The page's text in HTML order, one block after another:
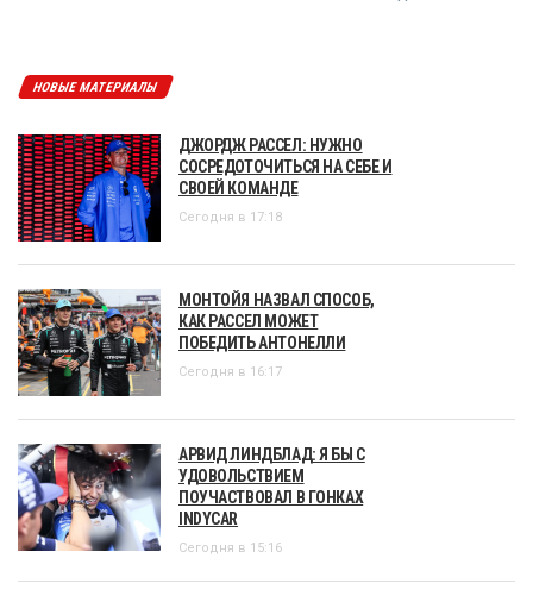
НОВЫЕ МАТЕРИАЛЫ
ДЖОРДЖ РАССЕЛ: НУЖНО
СОСРЕДОТОЧИТЬСЯ НА СЕБЕ И
СВОЕЙ КОМАНДЕ
Сегодня в 17:18
МОНТОЙЯ НАЗВАЛ СПОСОБ,
КАК РАССЕЛ МОЖЕТ
ПОБЕДИТЬ АНТОНЕЛЛИ
Сегодня в 16:17
АРВИД ЛИНДБЛАД: Я БЫ С
УДОВОЛЬСТВИЕМ
ПОУЧАСТВОВАЛ В ГОНКАХ
INDYCAR
Сегодня в 15:16